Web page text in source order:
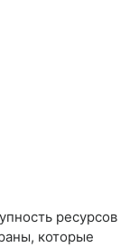
ресурсов
которые